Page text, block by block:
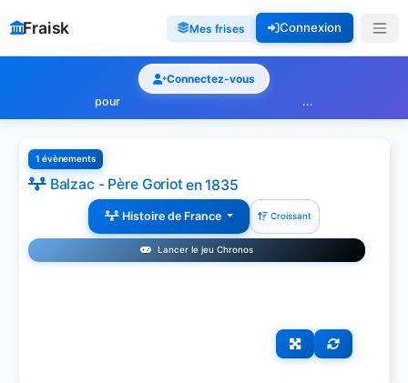
Fraisk Mes frises Connexion
Connectez-vous
pour
...
1 évènements
Balzac - Père Gorioten 1835
Histoire de France Croissant
Lancer le jeu Chronos